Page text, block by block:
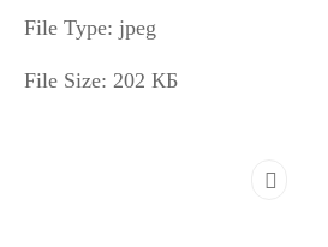
File Type: jpeg
File Size: 202 КБ